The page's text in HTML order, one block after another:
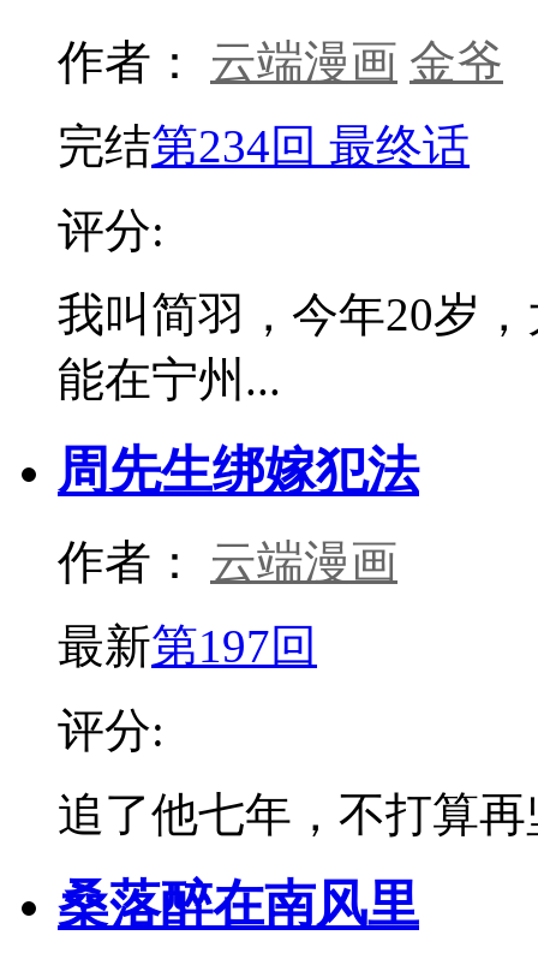
作者： 云端漫画 金爷
完结第234回 最终话
评分:
我叫简羽，今年20岁
能在宁州...
周先生绑嫁犯法
作者：
云端漫画
最新第197回
评分:
追了他七年，不打算
桑落醉在南风里